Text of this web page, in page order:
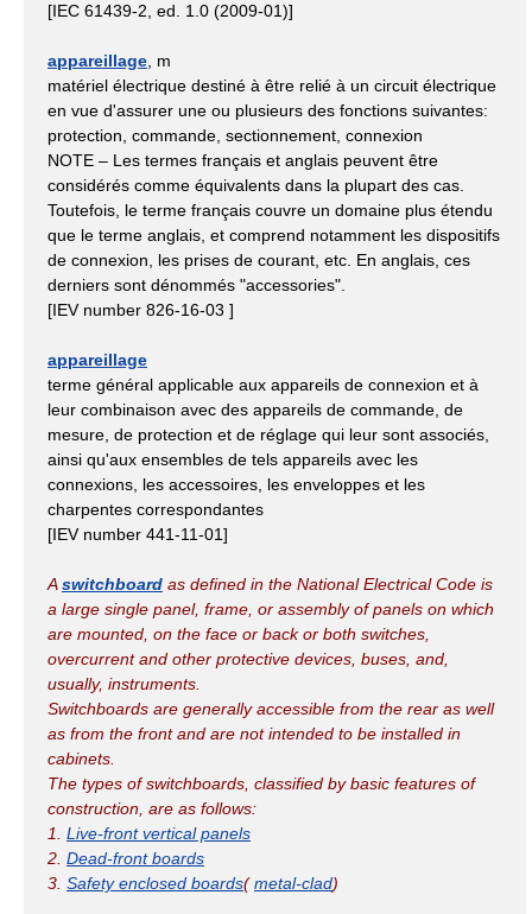
[IEC 61439-2, ed. 1.0 (2009-01)]
appareillage , m
matériel électrique destiné à être relié à un circuit électrique
en vue d'assurer une ou plusieurs des fonctions suivantes:
protection, commande, sectionnement, connexion
NOTE – Les termes français et anglais peuvent être
considérés comme équivalents dans la plupart des cas.
Toutefois, le terme français couvre un domaine plus étendu
que le terme anglais, et comprend notamment les dispositifs
de connexion, les prises de courant, etc. En anglais, ces
derniers sont dénommés "accessories".
[IEV number 826-16-03 ]
appareillage
terme général applicable aux appareils de connexion et à
leur combinaison avec des appareils de commande, de
mesure, de protection et de réglage qui leur sont associés,
ainsi qu'aux ensembles de tels appareils avec les
connexions, les accessoires, les enveloppes et les
charpentes correspondantes
[IEV number 441-11-01]
Aswitchboard as defined in the National Electrical Code is
a large single panel, frame, or assembly of panels on which
are mounted, on the face or back or both switches,
overcurrent and other protective devices, buses, and,
usually, instruments.
Switchboards are generally accessible from the rear as well
as from the front and are not intended to be installed in
cabinets.
The types of switchboards, classified by basic features of
construction, are as follows:
1. Live-front vertical panels
2. Dead-front boards
3. Safety enclosed boards(metal-clad)